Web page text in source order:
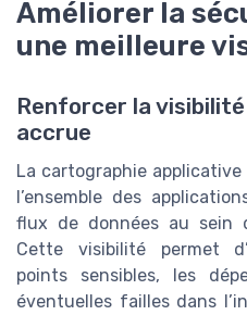
Améliorer la
une meilleure
Renforcer la
accrue
La cartographie
l’ensemble des
flux de données au sein
Cette visibilité permet
points sensibles, les
éventuelles failles dans